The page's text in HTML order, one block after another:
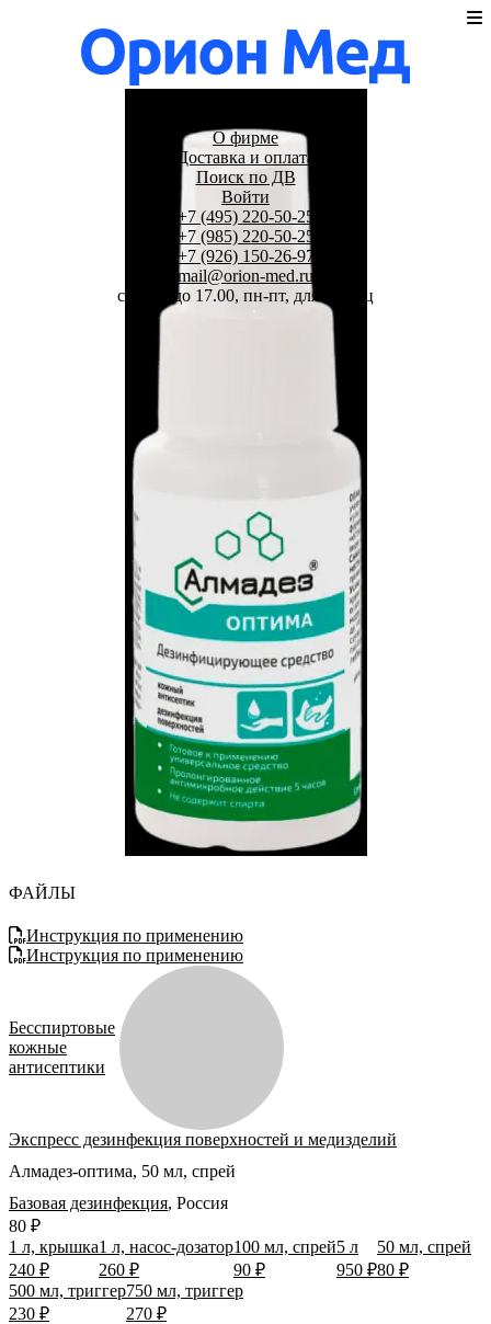
О фирме
Доставка и оплата
Поиск по ДВ
Войти
+7 (495) 220-50-25
+7 (985) 220-50-25
+7 (926) 150-26-97
mail@orion-med.ru
c 10.00 до 17.00, пн-пт, для юрлиц
ФАЙЛЫ
Инструкция по применению
Инструкция по применению
Бесспиртовые
кожные
антисептики
Экспресс дезинфекция поверхностей и медизделий
Алмадез-оптима, 50 мл, спрей
Базовая дезинфекция, Россия
1 л, крышка
240 ₽
1 л, насос-дозатор
260 ₽
100 мл, спрей
90 ₽
5 л
950 ₽
50 мл, спрей
80 ₽
500 мл, триггер
230 ₽
750 мл, триггер
270 ₽
80 ₽